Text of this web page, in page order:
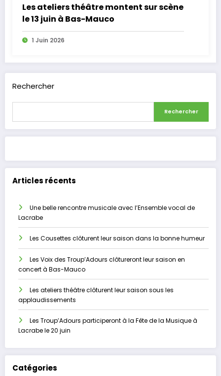
Les ateliers théâtre montent sur scène
le 13 juin à Bas-Mauco
1 Juin 2026
Rechercher
Rechercher
Articles récents
Une belle rencontre musicale avec l’Ensemble vocal de
Lacrabe
Les Cousettes clôturent leur saison dans la bonne humeur
Les Voix des Troup’Adours clôtureront leur saison en
concert à Bas-Mauco
Les ateliers théâtre clôturent leur saison sous les
applaudissements
Les Troup’Adours participeront à la Fête de la Musique à
Lacrabe le 20 juin
Catégories